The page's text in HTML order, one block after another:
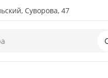
Суворова, 47